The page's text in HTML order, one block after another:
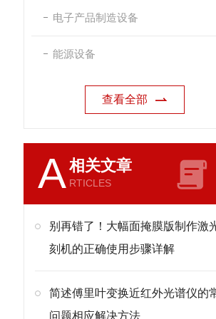
电子产品制造设备
能源设备
查看全部
A相关文章
RTICLES
别再错了！大幅面掩膜版制作激
刻机的正确使用步骤详解
简述傅里叶变换近红外光谱仪的
问题相应解决方法